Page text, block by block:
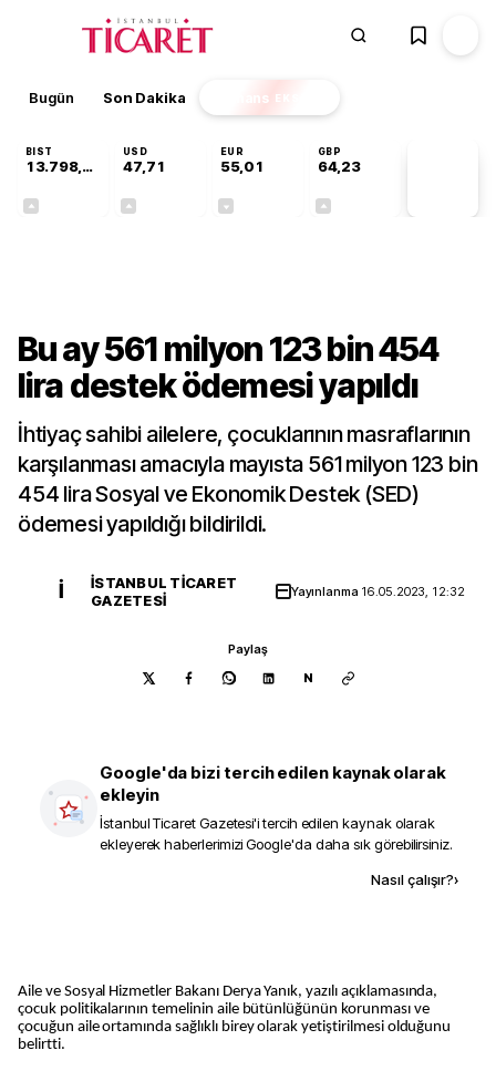
Bugün Son Dakika Finans EKSTRA
BIST
13.798,82
USD
47,71
EUR
55,01
GBP
64,23
Bu ay 561 milyon 123 bin 454
lira destek ödemesi yapıldı
İhtiyaç sahibi ailelere, çocuklarının masraflarının
karşılanması amacıyla mayısta 561 milyon 123 bin
454 lira Sosyal ve Ekonomik Destek (SED)
ödemesi yapıldığı bildirildi.
İ
İSTANBUL TICARET
GAZETESI
Yayınlanma 16.05.2023, 12:32
Paylaş
N
Google'da bizi tercih edilen kaynak olarak
ekleyin
İstanbul Ticaret Gazetesi'i tercih edilen kaynak olarak
ekleyerek haberlerimizi Google'da daha sık görebilirsiniz.
Nasıl çalışır?›
Aile ve Sosyal Hizmetler Bakanı Derya Yanık, yazılı açıklamasında,
çocuk politikalarının temelinin aile bütünlüğünün korunması ve
çocuğun aile ortamında sağlıklı birey olarak yetiştirilmesi olduğunu
belirtti.